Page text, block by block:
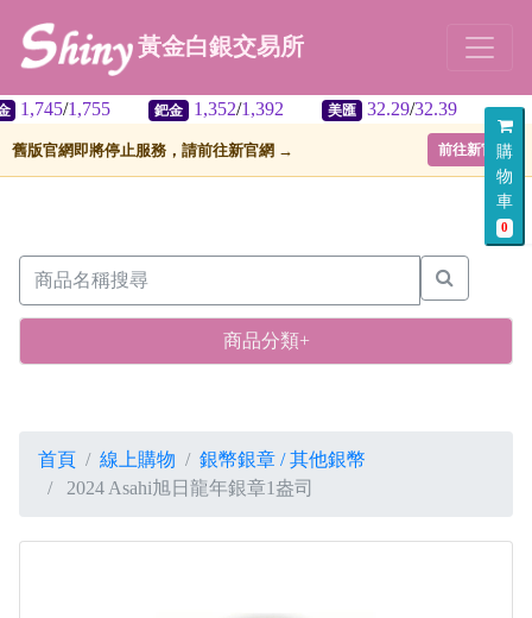
購
物
車
0
黃金白銀交易所
/1,755 1,352/1,392 32.29/32.39
舊版官網即將停止服務，請前往新官網 → 前往新官網
商品分類+
首頁 線上購物
銀幣銀章 / 其他銀幣
2024 Asahi旭日龍年銀章1盎司